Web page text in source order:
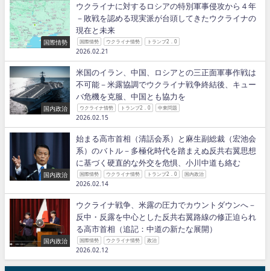
国際情勢
ウクライナに対するロシアの特別軍事侵攻から４年
－敗戦を認める現実派が台頭してきたウクライナの
現在と未来
国際情勢 ウクライナ情勢 トランプ2．0
2026.02.21
国内政治
米国のイラン、中国、ロシアとの三正面軍事作戦は
不可能－米露協調でウクライナ戦争終結後、キュー
バ危機を克服、中国とも協力を
ウクライナ情勢 トランプ2．0 中東問題
2026.02.15
国内政治
始まる高市首相（清話会系）と麻生副総裁（宏池会
系）のバトル－多極化時代を踏まえぬ反共右翼思想
に基づく硬直的な外交を危惧、小川中道も絡む
国際情勢 ウクライナ情勢 トランプ2．0 国内政治
2026.02.14
国内政治
ウクライナ戦争、米露の圧力でカウントダウンへ－
反中・反露を中心とした反共右翼路線の修正迫られ
る高市首相（追記：中道の新たな展開）
国際情勢 ウクライナ情勢 政治
2026.02.12